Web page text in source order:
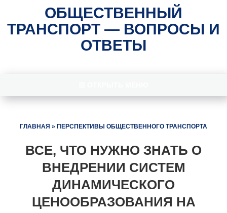
ОБЩЕСТВЕННЫЙ
ТРАНСПОРТ — ВОПРОСЫ И
ОТВЕТЫ
ГЛАВНАЯ » ПЕРСПЕКТИВЫ ОБЩЕСТВЕННОГО ТРАНСПОРТА
ВСЕ, ЧТО НУЖНО ЗНАТЬ О
ВНЕДРЕНИИ СИСТЕМ
ДИНАМИЧЕСКОГО
ЦЕНООБРАЗОВАНИЯ НА